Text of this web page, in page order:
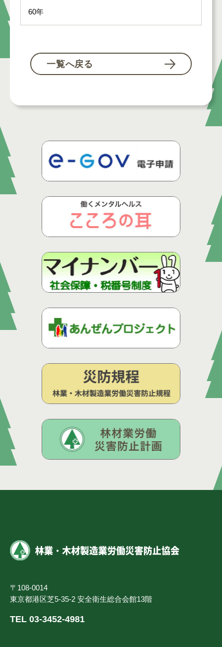
60年
一覧へ戻る
〒108-0014
東京都港区芝5-35-2 安全衛生総合会館13階
TEL 03-3452-4981